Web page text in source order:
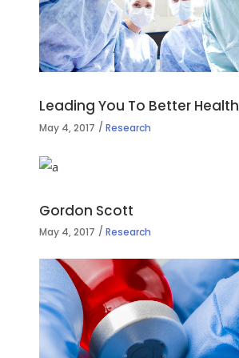
Leading You To Better Health
May 4, 2017 Research
Gordon Scott
May 4, 2017 Research